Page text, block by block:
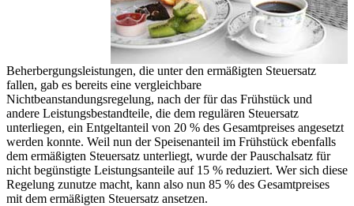
Beherbergungsleistungen, die unter den ermäßigten Steuersatz
fallen, gab es bereits eine vergleichbare
Nichtbeanstandungsregelung, nach der für das Frühstück und
andere Leistungsbestandteile, die dem regulären Steuersatz
unterliegen, ein Entgeltanteil von 20 % des Gesamtpreises angesetzt
werden konnte. Weil nun der Speisenanteil im Frühstück ebenfalls
dem ermäßigten Steuersatz unterliegt, wurde der Pauschalsatz für
nicht begünstigte Leistungsanteile auf 15 % reduziert. Wer sich diese
Regelung zunutze macht, kann also nun 85 % des Gesamtpreises
mit dem ermäßigten Steuersatz ansetzen.